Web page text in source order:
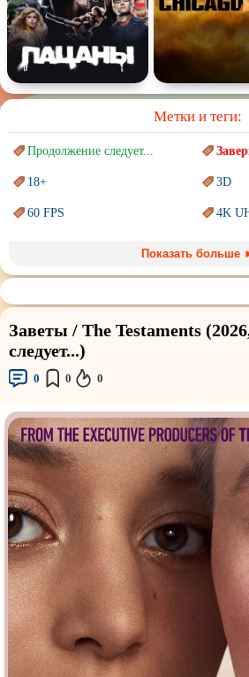
Метки и теги:
Продолжение следует...
18+ 3D
60 FPS 4K
Marvel
Sci-Fi (Научнаяфантастика) Trash
Авангард иСюрреализм
Аниме
Дорамы
Киберпанк
Комикс
Наркотики
Основанное нареальных
событиях
Перевод Гоблина
Перевод Кураж-Бамбей
Подростковая жестокость
Показать больше
Заветы / The Testaments
следует...)
0 0 0